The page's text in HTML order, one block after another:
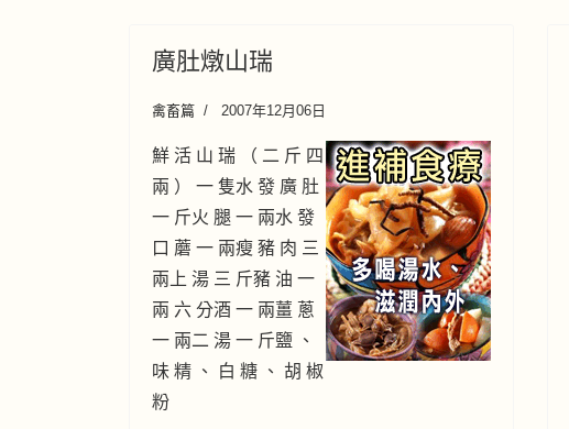
廣肚燉山瑞
禽畜篇 2007年12月06日
鮮 活 山 瑞 （ 二 斤 四
兩 ） 一 隻水 發 廣 肚
一 斤火 腿 一 兩水 發
口 蘑 一 兩瘦 豬 肉 三
兩上 湯 三 斤豬 油 一
兩 六 分酒 一 兩薑 蔥
一 兩二 湯 一 斤鹽 、
味 精 、 白 糖 、 胡 椒
粉